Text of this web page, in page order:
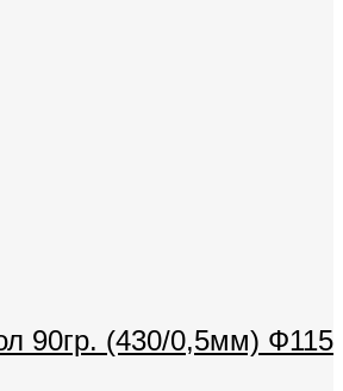
90гр. (430/0,5мм) Ф115